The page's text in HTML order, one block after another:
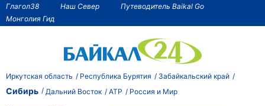
Глагол38 Наш Север
Путеводитель Baikal Go
Монголия Гид
Иркутская область Республика Бурятия Забайкальский край
Сибирь Дальний Восток АТР Россия и Мир